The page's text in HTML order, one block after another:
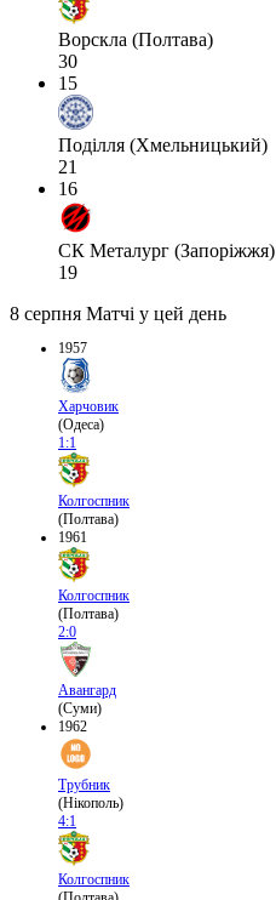
Ворскла (Полтава)
30
15
Поділля (Хмельницький)
21
16
СК Металург (Запоріжжя)
19
8 серпня Матчі у цей день
1957
Харчовик
(Одеса)
1:1
Колгоспник
(Полтава)
1961
Колгоспник
(Полтава)
2:0
Авангард
(Суми)
1962
Трубник
(Нікополь)
4:1
Колгоспник